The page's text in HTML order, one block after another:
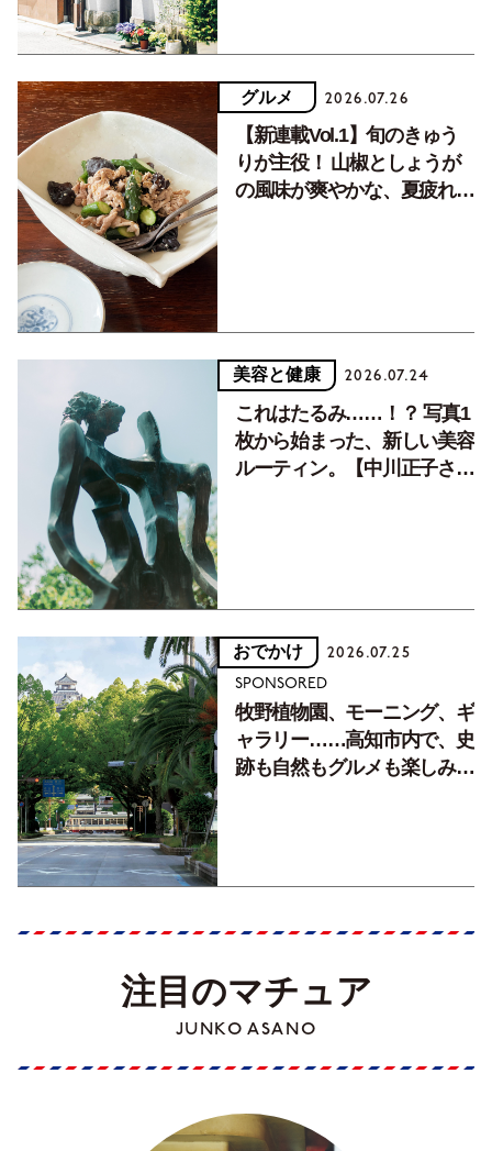
グルメ 2026.07.26
【新連載Vol.1】旬のきゅう
りが主役！ 山椒としょうが
の風味が爽やかな、夏疲れを
美容と健康 2026.07.24
これはたるみ……！？ 写真1
枚から始まった、新しい美容
ルーティン。【中川正子さん
おでかけ 2026.07.25
SPONSORED
牧野植物園、モーニング、ギ
ャラリー……高知市内で、史
跡も自然もグルメも楽しみ尽
注目のマチュア
JUNKO ASANO